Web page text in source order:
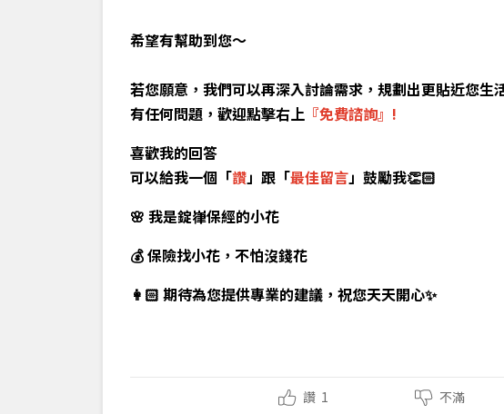
希望有幫助到您～
若您願意，我們可以再深入討論需求，規劃出更貼近您生
有任何問題，歡迎點擊右上 『免費諮詢』!
喜歡我的回答
可以給我一個「讚」跟「最佳留言」鼓勵我👏🏻
🌸 我是錠嵂保經的小花
💰 保險找小花，不怕沒錢花
👩🏻‍ 期待為您提供專業的建議，祝您天天開心✨
讚 1 不滿